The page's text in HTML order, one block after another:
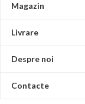
Magazin
Livrare
Despre noi
Contacte